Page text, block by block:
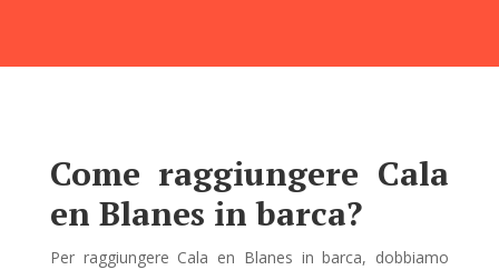
Come raggiungere Cala
en Blanes in barca?
Per raggiungere Cala en Blanes in barca, dobbiamo